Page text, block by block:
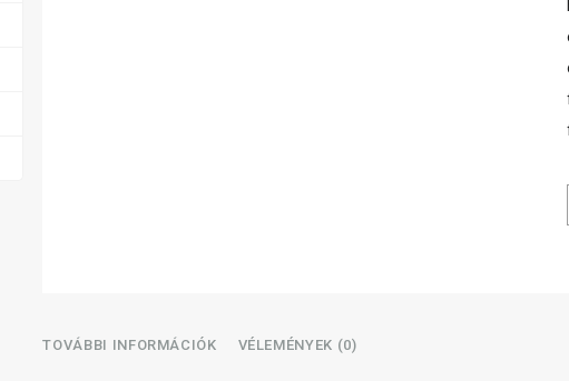
TOVÁBBI INFORMÁCIÓK VÉLEMÉNYEK (0)